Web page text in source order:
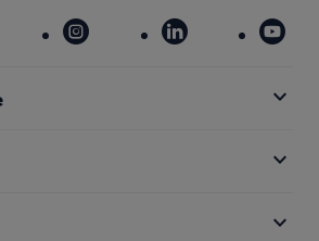
instagram linkedin
expand_more
expand_more
expand_more